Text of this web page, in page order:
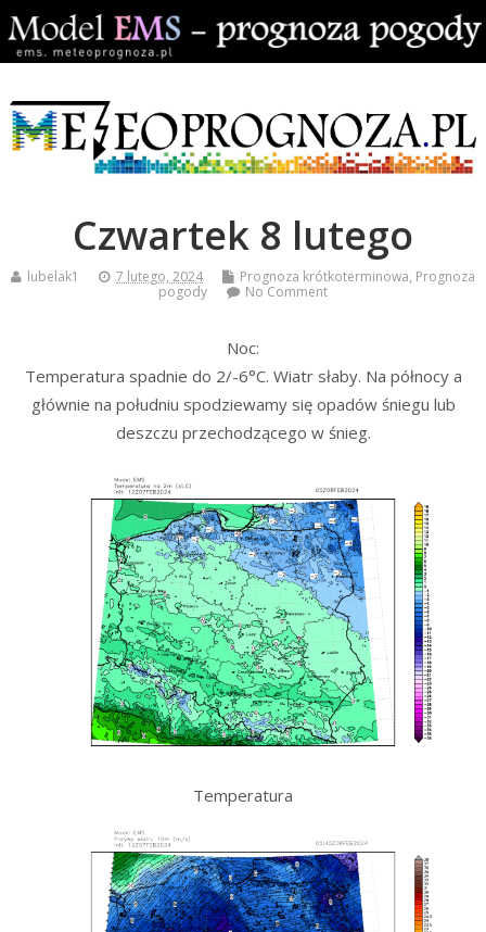
Czwartek 8 lutego
lubelak1 7 lutego, 2024 Prognoza krótkoterminowa, Prognoza
pogody
No Comment
Noc:
Temperatura spadnie do 2/-6°C. Wiatr słaby. Na północy a
głównie na południu spodziewamy się opadów śniegu lub
deszczu przechodzącego w śnieg.
Temperatura